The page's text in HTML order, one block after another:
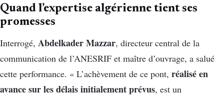
Quand l’expertise algérienne tient ses
promesses
Interrogé, Abdelkader Mazzar, directeur central de la
communication de l’ANESRIF et maître d’ouvrage, a salué
cette performance. « L’achèvement de ce pont, réalisé en
avance sur les délais initialement prévus, est un